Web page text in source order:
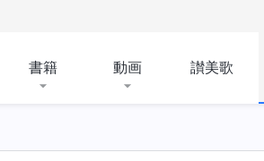
書籍 動画 讃美歌